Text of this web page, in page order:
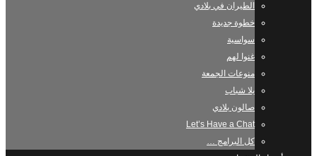
الطيران في بلادي
خطوة جديدة
سواسية
غنوا لهم
منوعات الجمعة
يلا شباب
صالون بلادي
Let’s Have a Chat
كل البرامج …